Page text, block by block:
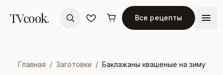
TVcook. Все рецепты
Главная / Заготовки / Баклажаны квашеные на зиму